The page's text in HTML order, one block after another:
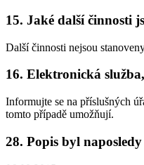
15. Jaké další činnosti
Další činnosti nejsou
16. Elektronická
Informujte se na příslušných
tomto případě umožňují.
28. Popis byl